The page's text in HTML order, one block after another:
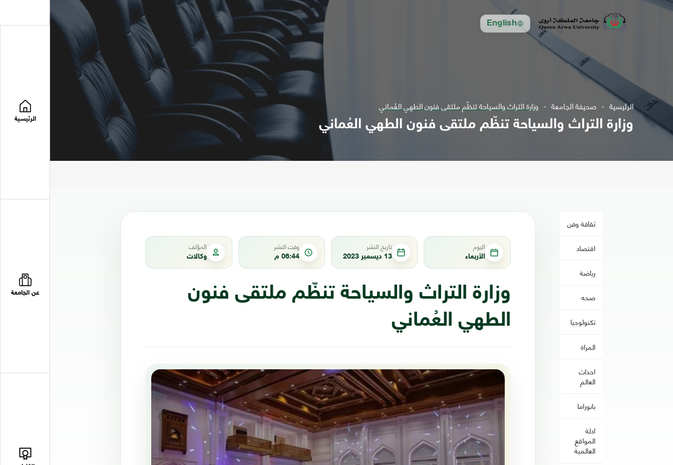
English
الرئيسية
عن الجامعة
الرئيسية صحيفة الجامعة وزارة التراث والسياحة تنظّم ملتقى فنون الطهي العُماني
وزارة التراث والسياحة تنظّم ملتقى فنون الطهي العُماني
ثقافة وفن
اقتصاد
رياضة
صحه
تكنولوجيا
المراة
احداث
العالم
بانوراما
ادلة
المواقع
العالمية
اليوم
الأربعاء
تاريخ النشر
13 ديسمبر 2023
وقت النشر
06:44 م
المؤلف
وكالات
وزارة التراث والسياحة تنظّم ملتقى فنون
الطهي العُماني